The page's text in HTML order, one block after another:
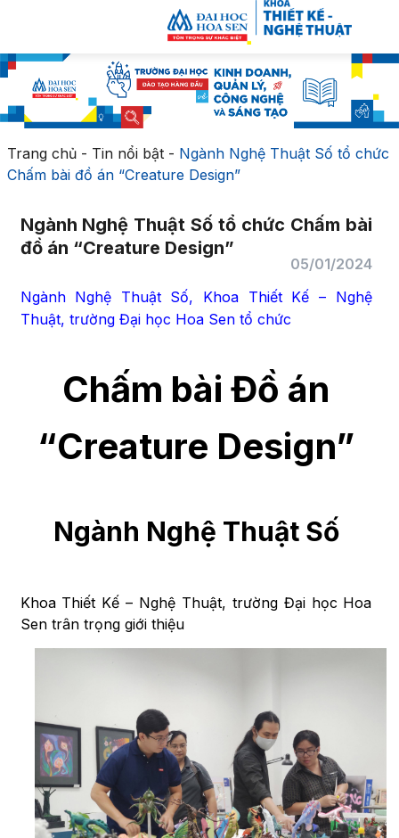
Trang chủ- Tin nổi bật- Ngành Nghệ Thuật Số tổ chức
Chấm bài đồ án “Creature Design”
Ngành Nghệ Thuật Số tổ chức Chấm bài
đồ án “Creature Design”
05/01/2024
Ngành Nghệ Thuật Số, Khoa Thiết Kế – Nghệ
Thuật, trường Đại học Hoa Sen tổ chức
Chấm bài Đồ án
“Creature Design”
Ngành Nghệ Thuật Số
Khoa Thiết Kế – Nghệ Thuật, trường Đại học Hoa
Sen trân trọng giới thiệu